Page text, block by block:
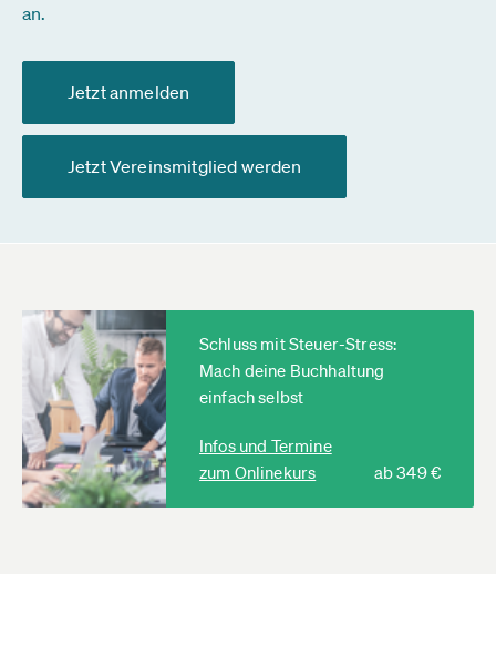
an.
Jetzt anmelden
Jetzt Vereinsmitglied werden
Schluss mit Steuer-Stress:
Mach deine Buchhaltung
einfach selbst
Infos und Termine
zum Onlinekurs
ab 349 €